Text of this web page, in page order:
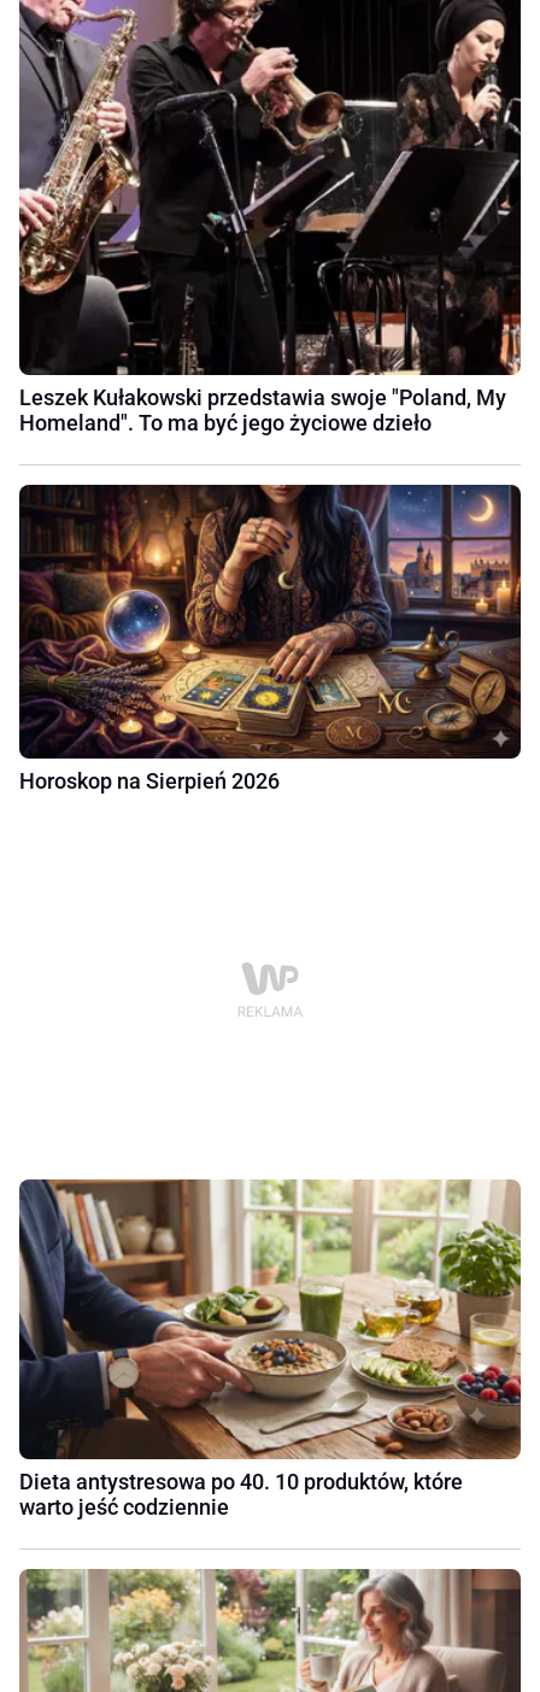
Leszek Kułakowski przedstawia swoje "Poland, My
Homeland". To ma być jego życiowe dzieło
Horoskop na Sierpień 2026
Dieta antystresowa po 40. 10 produktów, które
warto jeść codziennie